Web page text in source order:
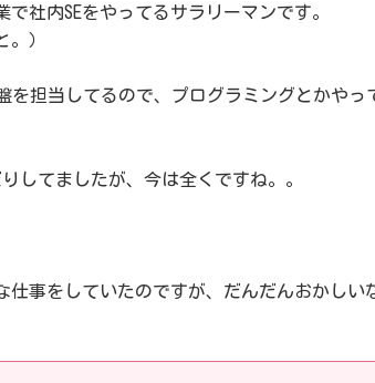
社内SEをやってるサラリーマンです。
。）
担当してるので、プログラミングとかやっ
してましたが、今は全くですね。。
事をしていたのですが、だんだんおかしい